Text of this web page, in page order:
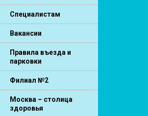
Специалистам
Вакансии
Правила въезда и
парковки
Филиал №2
Москва – столица
здоровья